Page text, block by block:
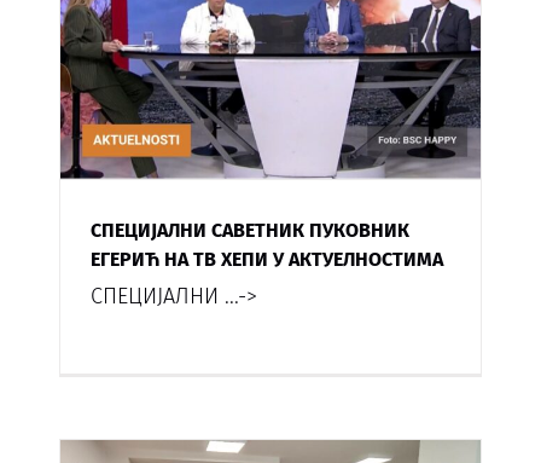
СПЕЦИЈАЛНИ САВЕТНИК ПУКОВНИК
ЕГЕРИЋ НА ТВ ХЕПИ У АКТУЕЛНОСТИМА
СПЕЦИЈАЛНИ ...->